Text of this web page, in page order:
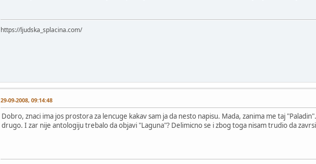
https://ljudska_splacina.com/
29-09-2008, 09:14:48
Dobro, znaci ima jos prostora za lencuge kakav sam ja da nesto napisu. Mada, zanima me taj
drugo. I zar nije antologiju trebalo da objavi "Laguna"? Delimicno se i zbog toga nisam trudio da